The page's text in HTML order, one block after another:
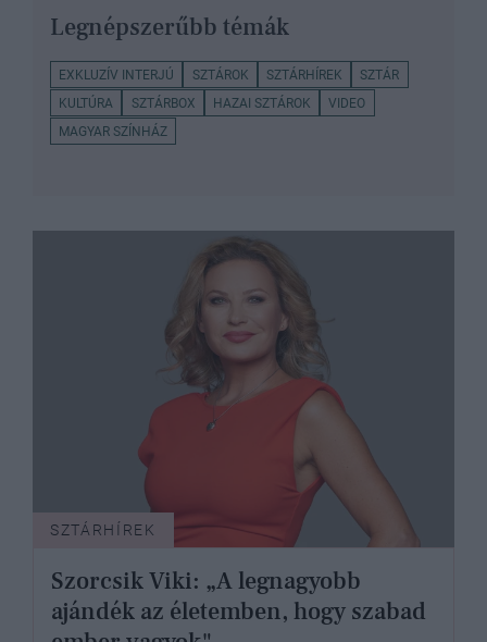
Legnépszerűbb témák
EXKLUZÍV INTERJÚ SZTÁROK SZTÁRHÍREK
SZTÁR
KULTÚRA
SZTÁRBOX HAZAI SZTÁROK
VIDEO
MAGYAR SZÍNHÁZ
SZTÁRHÍREK
Szorcsik Viki: „A legnagyobb
ajándék az életemben, hogy szabad